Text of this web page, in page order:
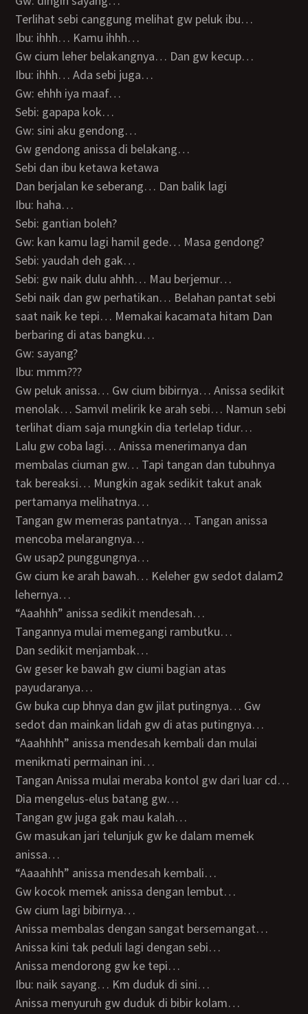
Terlihat sebi canggung melihat gw peluk ibu…
Ibu: ihhh… Kamu ihhh…
Gw cium leher belakangnya… Dan gw kecup…
Ibu: ihhh… Ada sebi juga…
Gw: ehhh iya maaf…
Sebi: gapapa kok…
Gw: sini aku gendong…
Gw gendong anissa di belakang…
Sebi dan ibu ketawa ketawa
Dan berjalan ke seberang… Dan balik lagi
Ibu: haha…
Sebi: gantian boleh?
Gw: kan kamu lagi hamil gede… Masa gendong?
Sebi: yaudah deh gak…
Sebi: gw naik dulu ahhh… Mau berjemur…
Sebi naik dan gw perhatikan… Belahan pantat sebi
saat naik ke tepi… Memakai kacamata hitam Dan
berbaring di atas bangku…
Gw: sayang?
Ibu: mmm???
Gw peluk anissa… Gw cium bibirnya… Anissa sedikit
menolak… Samvil melirik ke arah sebi… Namun sebi
terlihat diam saja mungkin dia terlelap tidur…
Lalu gw coba lagi… Anissa menerimanya dan
membalas ciuman gw… Tapi tangan dan tubuhnya
tak bereaksi… Mungkin agak sedikit takut anak
pertamanya melihatnya…
Tangan gw memeras pantatnya… Tangan anissa
mencoba melarangnya…
Gw usap2 punggungnya…
Gw cium ke arah bawah… Keleher gw sedot dalam2
lehernya…
“Aaahhh” anissa sedikit mendesah…
Tangannya mulai memegangi rambutku…
Dan sedikit menjambak…
Gw geser ke bawah gw ciumi bagian atas
payudaranya…
Gw buka cup bhnya dan gw jilat putingnya… Gw
sedot dan mainkan lidah gw di atas putingnya…
“Aaahhhh” anissa mendesah kembali dan mulai
menikmati permainan ini…
Tangan Anissa mulai meraba kontol gw dari luar cd…
Dia mengelus-elus batang gw…
Tangan gw juga gak mau kalah…
Gw masukan jari telunjuk gw ke dalam memek
anissa…
“Aaaahhh” anissa mendesah kembali…
Gw kocok memek anissa dengan lembut…
Gw cium lagi bibirnya…
Anissa membalas dengan sangat bersemangat…
Anissa kini tak peduli lagi dengan sebi…
Anissa mendorong gw ke tepi…
Ibu: naik sayang… Km duduk di sini…
Anissa menyuruh gw duduk di bibir kolam…